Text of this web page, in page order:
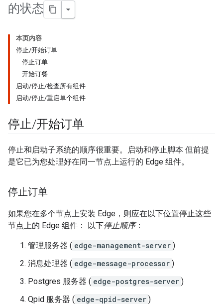
的状态
本页内容
停止/开始订单
停止订单
开始订餐
启动/停止/检查所有组件
启动/停止/重启单个组件
停止/开始订单
停止和启动子系统的顺序很重要。启动和停止脚本 但前提
是它已为您处理好在同一节点上运行的 Edge 组件。
停止订单
如果您在多个节点上安装 Edge，则应在以下位置停止这些
节点上的 Edge 组件： 以下停止顺序：
管理服务器 ( edge-management-server )
消息处理器 ( edge-message-processor )
Postgres 服务器 ( edge-postgres-server )
Qpid 服务器 ( edge-qpid-server )